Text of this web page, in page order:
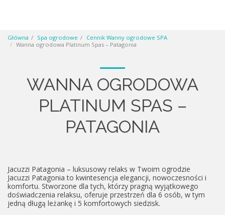
Główna Spa ogrodowe
Cennik Wanny ogrodowe SPA
Wanna ogrodowa Platinum Spas – Patagonia
WANNA OGRODOWA
PLATINUM SPAS –
PATAGONIA
Jacuzzi Patagonia – luksusowy relaks w Twoim ogrodzie
Jacuzzi Patagonia to kwintesencja elegancji, nowoczesności i
komfortu. Stworzone dla tych, którzy pragną wyjątkowego
doświadczenia relaksu, oferuje przestrzeń dla 6 osób, w tym
jedną długą leżankę i 5 komfortowych siedzisk.